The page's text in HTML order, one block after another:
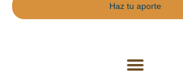
Haz tu aporte